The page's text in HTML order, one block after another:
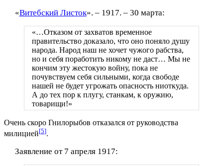
«Витебский Листок». – 1917. – 30 марта:
«…Отказом от захватов временное
правительство доказало, что оно поняло душу
народа. Народ наш не хочет чужого рабства,
но и себя поработить никому не даст… Мы не
кончим эту жестокую войну, пока не
почувствуем себя сильными, когда свободе
нашей не будет угрожать опасность ниоткуда.
А до тех пор к плугу, станкам, к оружию,
товарищи!»
Очень скоро Гнилорыбов отказался от руководства
милицией[5].
Заявление от 7 апреля 1917: